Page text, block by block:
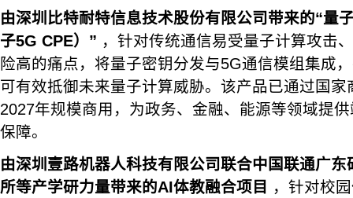
由深圳比特耐特信息技术股份有限公司带来的“量
子5G CPE）” ，针对传统通信易受量子计算攻击
险高的痛点，将量子密钥分发与5G通信模组集成
可有效抵御未来量子计算威胁。该产品已通过国
2027年规模商用，为政务、金融、能源等领域提
保障。
由深圳壹路机器人科技有限公司联合中国联通广
所等产学研力量带来的AI体教融合项目
，针对校